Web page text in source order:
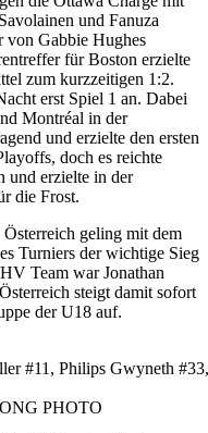
und Fanuza
von Gabbie Hughes
für Boston erzielte
zum kurzzeitigen 1:2.
erst Spiel 1 an. Dabei
Montréal in der
und erzielte den ersten
doch es reichte
und erzielte in der
die Frost.
Österreich geling mit dem
Turniers der wichtige Sieg
Team war Jonathan
steigt damit sofort
der U18 auf.
#11, Philips Gwyneth
PHOTO